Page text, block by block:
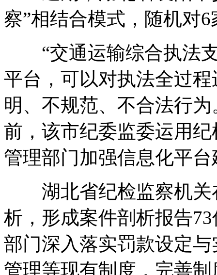
察”相结合模式，随机对
“交通运输综合执法支
平台，可以对执法全过
明、不规范、不合法行
前，该市纪委监委运用
管理部门加强信息化平
湖北省纪检监察机关
析，形成案件剖析报告
部门深入落实罚款设定
管理等现有制度，完善